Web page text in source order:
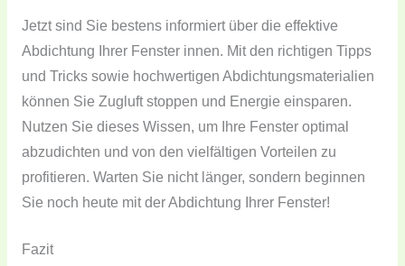
Jetzt sind Sie bestens informiert über die effektive
Abdichtung Ihrer Fenster innen. Mit den richtigen Tipps
und Tricks sowie hochwertigen Abdichtungsmaterialien
können Sie Zugluft stoppen und Energie einsparen.
Nutzen Sie dieses Wissen, um Ihre Fenster optimal
abzudichten und von den vielfältigen Vorteilen zu
profitieren. Warten Sie nicht länger, sondern beginnen
Sie noch heute mit der Abdichtung Ihrer Fenster!
Fazit